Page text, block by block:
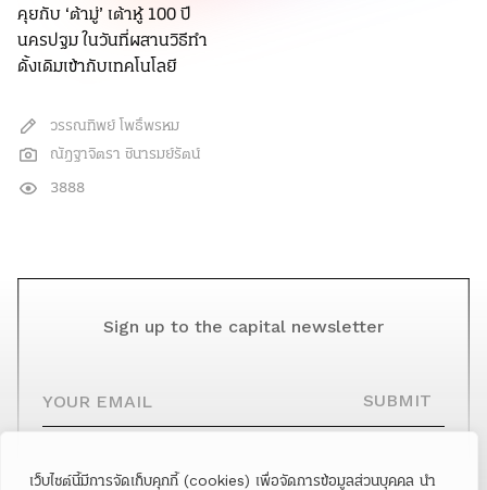
เว็บไซต์นี้มีการจัดเก็บคุกกี้ (cookies) เพื่อจัดการข้อมูลส่วนบุคคล นำ
คุยกับ ‘ต้ามู่’ เต้าหู้ 100 ปี
นครปฐม ในวันที่ผสานวิธีทำ
ดั้งเดิมเข้ากับเทคโนโลยี
วรรณทิพย์ โพธิ์พรหม
ณัฎฐาจิตรา ชินารมย์รัตน์
3888
Sign up to the capital newsletter
SUBMIT